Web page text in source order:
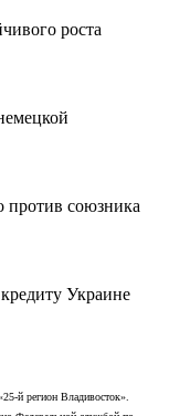
роста
против союзника
Украине
й регион Владивосток».